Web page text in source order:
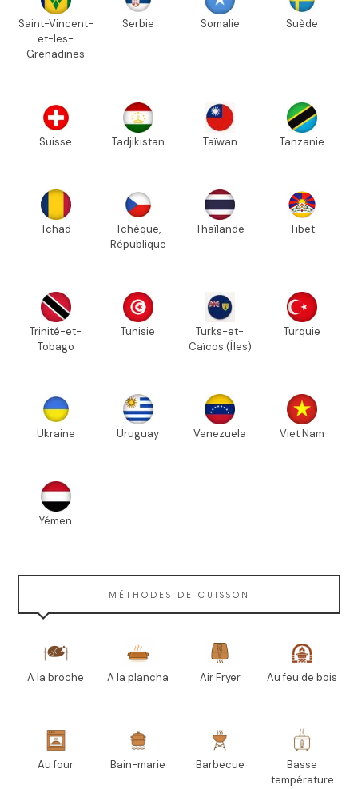
Saint-Vincent-
et-les-
Grenadines
Serbie Somalie Suède
Suisse Tadjikistan Taïwan Tanzanie
Tchad
Tchèque,
République
Thaïlande Tibet
Trinité-et-
Tobago
Tunisie
Turks-et-
Caïcos (Îles)
Turquie
Ukraine Uruguay Venezuela Viet Nam
Yémen
MÉTHODES DE CUISSON
A la broche A la plancha Air Fryer Au feu de bois
Au four Bain-marie Barbecue
Basse
température